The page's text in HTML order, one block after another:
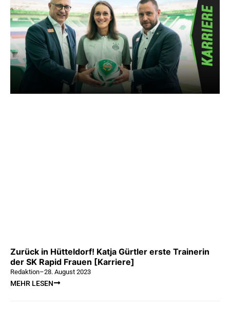
Zurück in Hütteldorf! Katja Gürtler erste Trainerin
der SK Rapid Frauen [Karriere]
Redaktion–28. August 2023
MEHR LESEN